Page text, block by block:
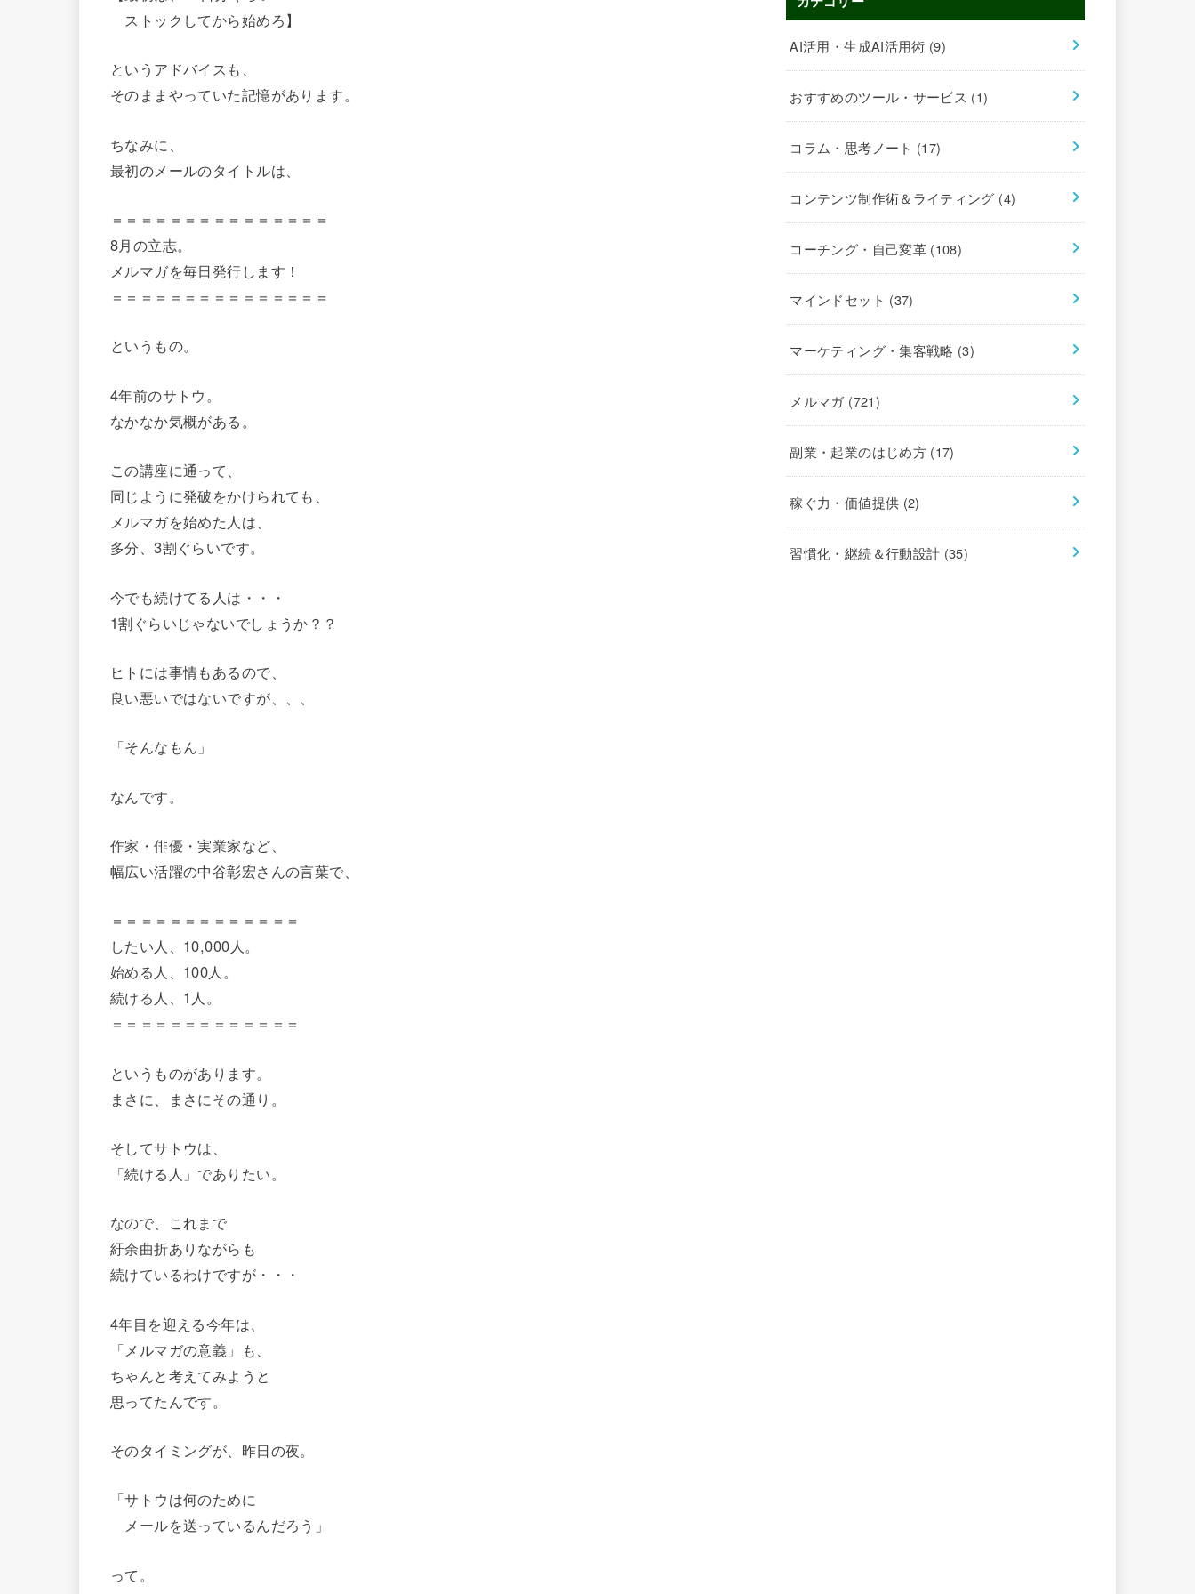
ストックしてから始めろ】
というアドバイスも、
そのままやっていた記憶があります。
ちなみに、
最初のメールのタイトルは、
＝＝＝＝＝＝＝＝＝＝＝＝＝＝＝
8月の立志。
メルマガを毎日発行します！
＝＝＝＝＝＝＝＝＝＝＝＝＝＝＝
というもの。
4年前のサトウ。
なかなか気概がある。
この講座に通って、
同じように発破をかけられても、
メルマガを始めた人は、
多分、3割ぐらいです。
今でも続けてる人は・・・
1割ぐらいじゃないでしょうか？？
ヒトには事情もあるので、
良い悪いではないですが、、、
「そんなもん」
なんです。
作家・俳優・実業家など、
幅広い活躍の中谷彰宏さんの言葉で、
＝＝＝＝＝＝＝＝＝＝＝＝＝
したい人、10,000人。
始める人、100人。
続ける人、1人。
＝＝＝＝＝＝＝＝＝＝＝＝＝
というものがあります。
まさに、まさにその通り。
そしてサトウは、
「続ける人」でありたい。
なので、これまで
紆余曲折ありながらも
続けているわけですが・・・
4年目を迎える今年は、
「メルマガの意義」も、
ちゃんと考えてみようと
思ってたんです。
そのタイミングが、昨日の夜。
「サトウは何のために
メールを送っているんだろう」
って。
AI活用・生成AI活用術 (9)
おすすめのツール・サービス (1)
コラム・思考ノート (17)
コンテンツ制作術＆ライティング (4)
コーチング・自己変革 (108)
マインドセット (37)
マーケティング・集客戦略 (3)
メルマガ (721)
副業・起業のはじめ方 (17)
稼ぐ力・価値提供 (2)
習慣化・継続＆行動設計 (35)